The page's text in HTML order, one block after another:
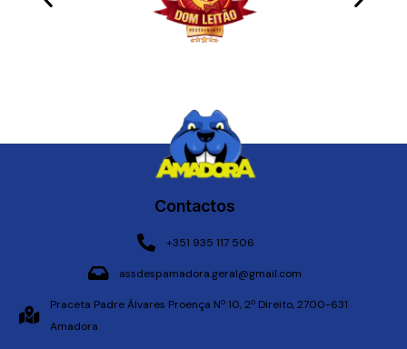
Contactos
+351 935 117 506
assdespamadora.geral@gmail.com
Praceta Padre Álvares Proença Nº 10, 2º Direito, 2700-631
Amadora